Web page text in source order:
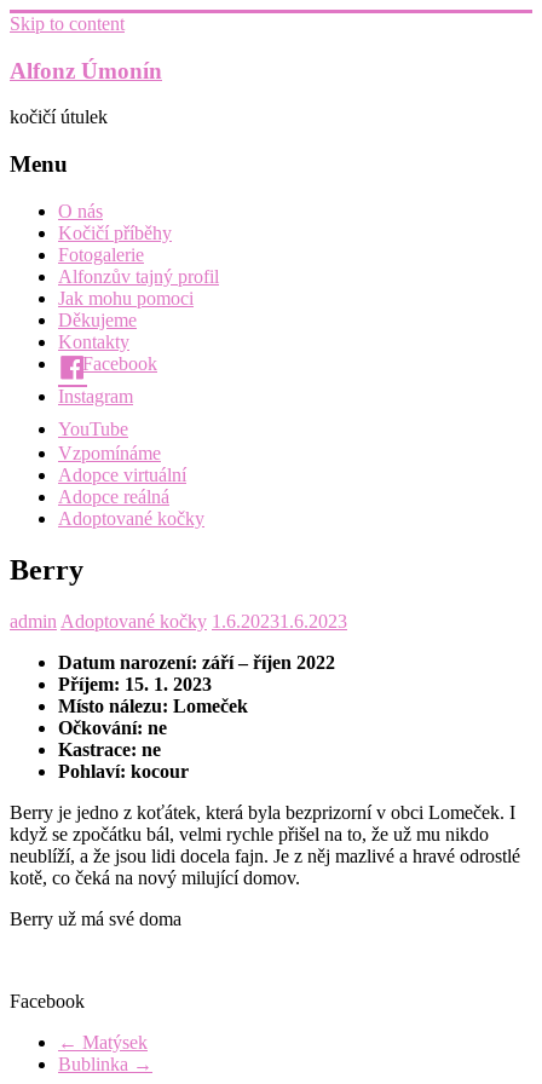
Skip to content
Alfonz Úmonín
kočičí útulek
Menu
O nás
Kočičí příběhy
Fotogalerie
Alfonzův tajný profil
Jak mohu pomoci
Děkujeme
Kontakty
Facebook
Instagram
YouTube
Vzpomínáme
Adopce virtuální
Adopce reálná
Adoptované kočky
Berry
admin Adoptované kočky 1.6.20231.6.2023
Datum narození: září – říjen 2022
Příjem: 15. 1. 2023
Místo nálezu: Lomeček
Očkování: ne
Kastrace: ne
Pohlaví: kocour
Berry je jedno z koťátek, která byla bezprizorní v obci Lomeček. I
když se zpočátku bál, velmi rychle přišel na to, že už mu nikdo
neublíží, a že jsou lidi docela fajn. Je z něj mazlivé a hravé odrostlé
kotě, co čeká na nový milující domov.
Berry už má své doma
Facebook
← Matýsek
Bublinka →